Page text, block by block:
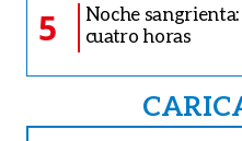
5
Noche
cuatro horas